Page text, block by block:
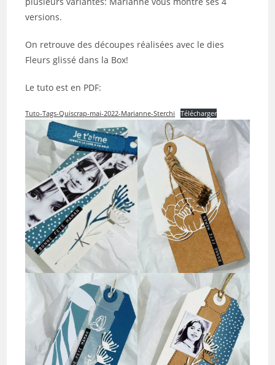
versions.
On retrouve des découpes réalisées avec le dies
Fleurs glissé dans la Box!
Le tuto est en PDF:
Tuto-Tags-Quiscrap-mai-2022-Marianne-Sterchi Télécharger